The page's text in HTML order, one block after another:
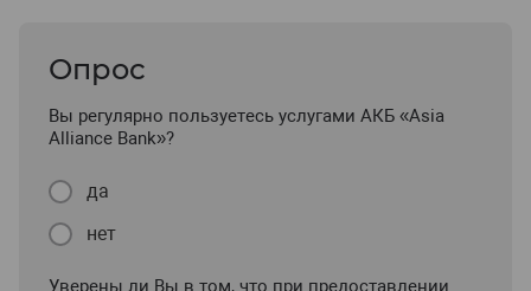
Опрос
Вы регулярно пользуетесь услугами АКБ «Asia
Alliance Bank»?
да
нет
Уверены ли Вы в том, что при предоставлении